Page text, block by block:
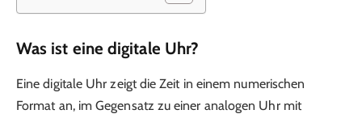
Was ist eine digitale Uhr?
Eine digitale Uhr zeigt die Zeit in einem numerischen
Format an, im Gegensatz zu einer analogen Uhr mit